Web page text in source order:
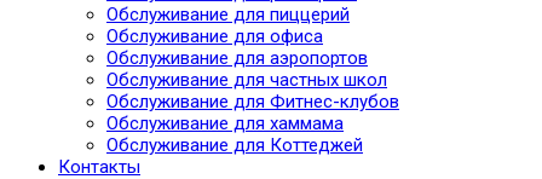
Обслуживание для пиццерий
Обслуживание для офиса
Обслуживание для аэропортов
Обслуживание для частных школ
Обслуживание для Фитнес-клубов
Обслуживание для хаммама
Обслуживание для Коттеджей
Контакты